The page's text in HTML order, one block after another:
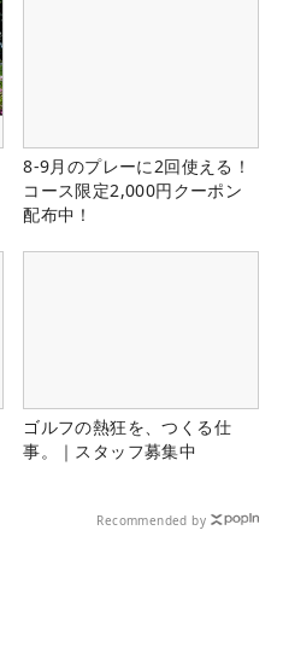
8-9月のプレーに2回使える！
コース限定2,000円クーポン
配布中！
ゴルフの熱狂を、つくる仕
事。｜スタッフ募集中
Recommended by